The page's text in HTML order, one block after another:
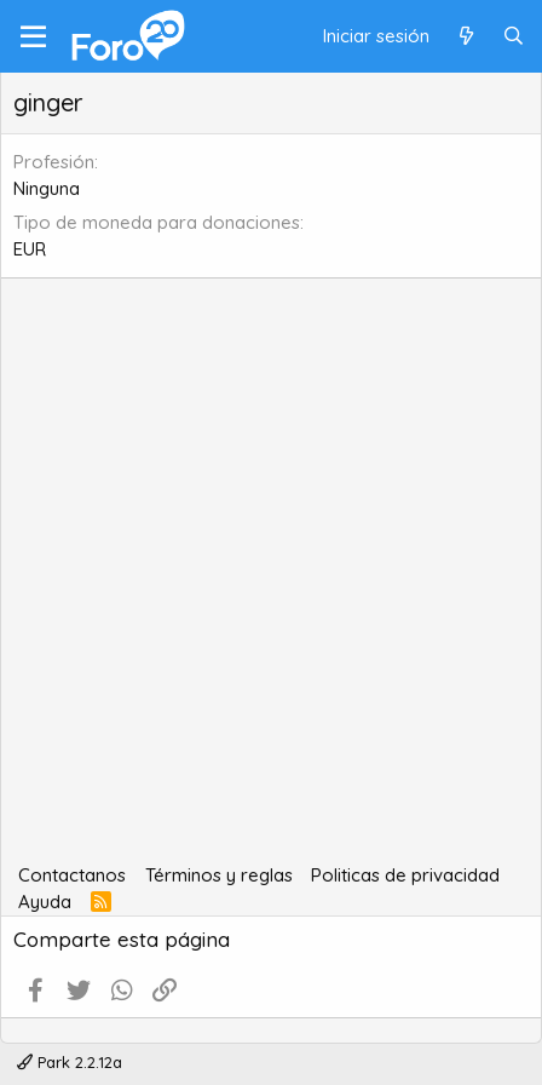
Iniciar sesión
ginger
Profesión
Ninguna
Tipo de moneda para donaciones
EUR
Contactanos Términos y reglas
Politicas de privacidad
Ayuda
R
S
S
Comparte esta página
Facebook
Twitter WhatsApp
Park 2.2.12a